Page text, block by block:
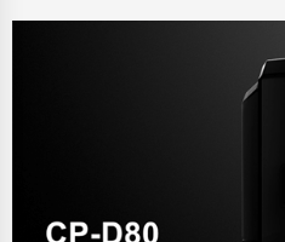
cp4000l. Aprende qué método es el